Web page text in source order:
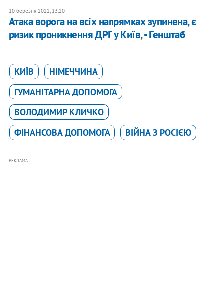
10 березня 2022, 13:20
Атака ворога на всіх напрямках зупинена, є
ризик проникнення ДРГ у Київ, - Генштаб
КИЇВ
НІМЕЧЧИНА
ГУМАНІТАРНА ДОПОМОГА
ВОЛОДИМИР КЛИЧКО
ФІНАНСОВА ДОПОМОГА
ВІЙНА З РОСІЄЮ
РЕКЛАМА